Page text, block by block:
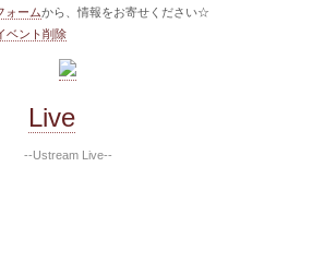
ォームから、情報をお寄せください☆
ベント削除
Live
--Ustream Live--